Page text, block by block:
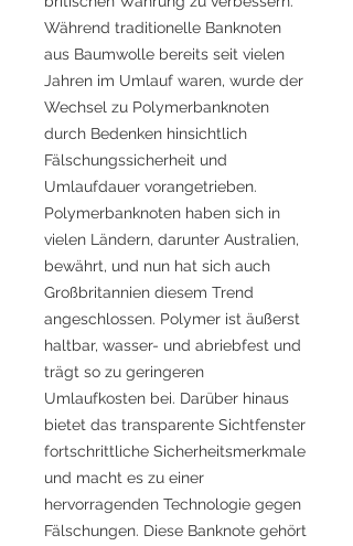
Während traditionelle Banknoten
aus Baumwolle bereits seit vielen
Jahren im Umlauf waren, wurde der
Wechsel zu Polymerbanknoten
durch Bedenken hinsichtlich
Fälschungssicherheit und
Umlaufdauer vorangetrieben.
Polymerbanknoten haben sich in
vielen Ländern, darunter Australien,
bewährt, und nun hat sich auch
Großbritannien diesem Trend
angeschlossen. Polymer ist äußerst
haltbar, wasser- und abriebfest und
trägt so zu geringeren
Umlaufkosten bei. Darüber hinaus
bietet das transparente Sichtfenster
fortschrittliche Sicherheitsmerkmale
und macht es zu einer
hervorragenden Technologie gegen
Fälschungen. Diese Banknote gehört